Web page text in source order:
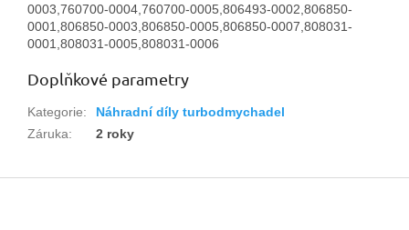
0003,760700-0004,760700-0005,806493-0002,806850-
0001,806850-0003,806850-0005,806850-0007,808031-
0001,808031-0005,808031-0006
Doplňkové parametry
Kategorie:
Náhradní díly turbodmychadel
Záruka: 2 roky
Z